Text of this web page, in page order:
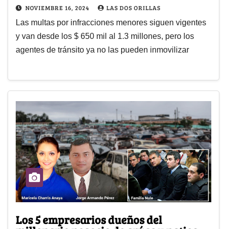
NOVIEMBRE 16, 2024 LAS DOS ORILLAS
Las multas por infracciones menores siguen vigentes
y van desde los $ 650 mil al 1.3 millones, pero los
agentes de tránsito ya no las pueden inmovilizar
Los 5 empresarios dueños del